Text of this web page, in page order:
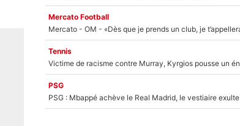
Mercato Football
Tennis
PSG
PSG : Mbappé achève le Real Madrid, le vestiaire exulte